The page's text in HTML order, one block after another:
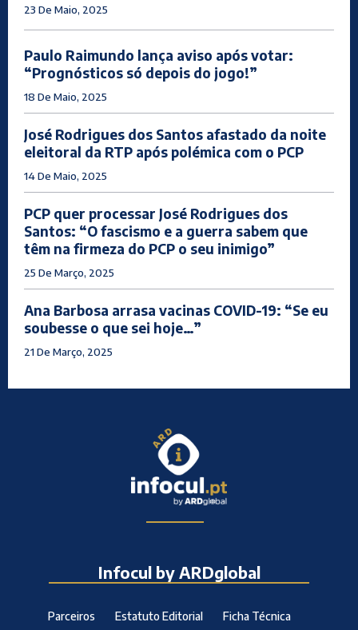
23 De Maio, 2025
Paulo Raimundo lança aviso após votar:
“Prognósticos só depois do jogo!”
18 De Maio, 2025
José Rodrigues dos Santos afastado da noite
eleitoral da RTP após polémica com o PCP
14 De Maio, 2025
PCP quer processar José Rodrigues dos
Santos: “O fascismo e a guerra sabem que
têm na firmeza do PCP o seu inimigo”
25 De Março, 2025
Ana Barbosa arrasa vacinas COVID-19: “Se eu
soubesse o que sei hoje…”
21 De Março, 2025
Infocul by ARDglobal
Parceiros Estatuto Editorial Ficha Técnica